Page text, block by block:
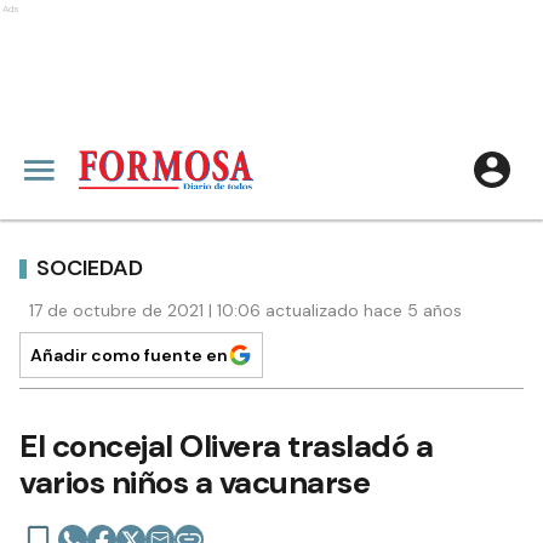
Ads
SOCIEDAD
17 de octubre de 2021 | 10:06 actualizado hace 5 años
Añadir como fuente en
El concejal Olivera trasladó a
varios niños a vacunarse